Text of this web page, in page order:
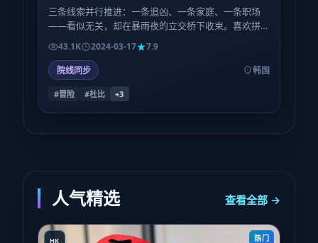
三条线索并行推进：一条追凶、一条家庭、一条职场
——看似无关，却在暴雨夜的立交桥下收束。喜欢拼
图式叙事的观众，会在二刷时捡到更多草蛇灰线。
43.1K 2024-03-17
7.9
院线同步
韩国
#冒险 #杜比 +3
人气精选 查看全部 →
HK 热门